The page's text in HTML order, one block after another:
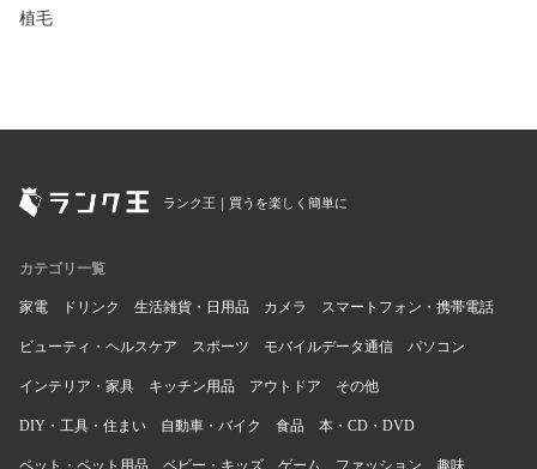
植毛
ランク王｜買うを楽しく簡単に
カテゴリ一覧
家電 ドリンク 生活雑貨・日用品 カメラ スマートフォン・携帯電話
ビューティ・ヘルスケア スポーツ モバイルデータ通信 パソコン
インテリア・家具 キッチン用品 アウトドア その他
DIY・工具・住まい 自動車・バイク 食品 本・CD・DVD
ペット・ペット用品 ベビー・キッズ ゲーム ファッション 趣味